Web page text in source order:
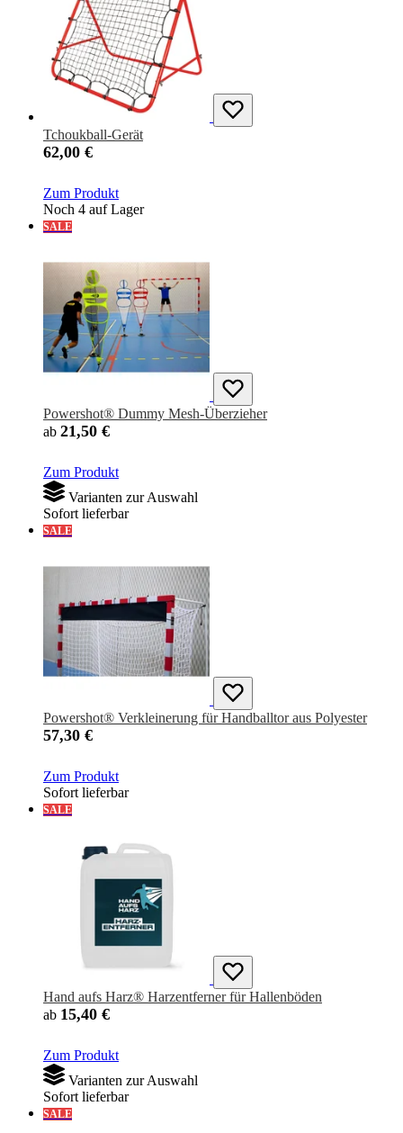
Tchoukball-Gerät
62,00 €
Zum Produkt
Noch 4 auf Lager
SALE
Powershot® Dummy Mesh-Überzieher
ab 21,50 €
Zum Produkt
Varianten zur Auswahl
Sofort lieferbar
SALE
Powershot® Verkleinerung für Handballtor aus Polyester
57,30 €
Zum Produkt
Sofort lieferbar
SALE
Hand aufs Harz® Harzentferner für Hallenböden
ab 15,40 €
Zum Produkt
Varianten zur Auswahl
Sofort lieferbar
SALE